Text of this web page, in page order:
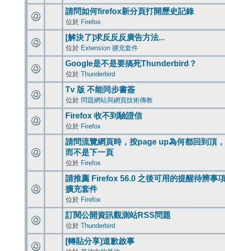
請問如何firefox新分頁打開歷史記錄
位於 Firefox
[解決了]求反反反廣告方法...
位於 Extension 擴充套件
Google是不是要搞死Thunderbird？
位於 Thunderbird
Tv 版 不能同步書簽
位於 問題網站與網頁技術傳教
Firefox 收不到驗證信
位於 Firefox
請問流覽網頁時，按page up為何都回到頂，
而不是下一頁
位於 Firefox
請推薦 Firefox 56.0 之後可用的提醒待辨事
擴充套件
位於 Firefox
訂閱公開資訊觀測站RSS問題
位於 Thunderbird
[轉貼分享]道歉啟事